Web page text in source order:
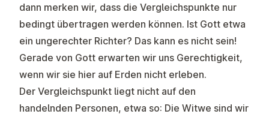
dann merken wir, dass die Vergleichspunkte nur
bedingt übertragen werden können. Ist Gott etwa
ein ungerechter Richter? Das kann es nicht sein!
Gerade von Gott erwarten wir uns Gerechtigkeit,
wenn wir sie hier auf Erden nicht erleben.
Der Vergleichspunkt liegt nicht auf den
handelnden Personen, etwa so: Die Witwe sind wir